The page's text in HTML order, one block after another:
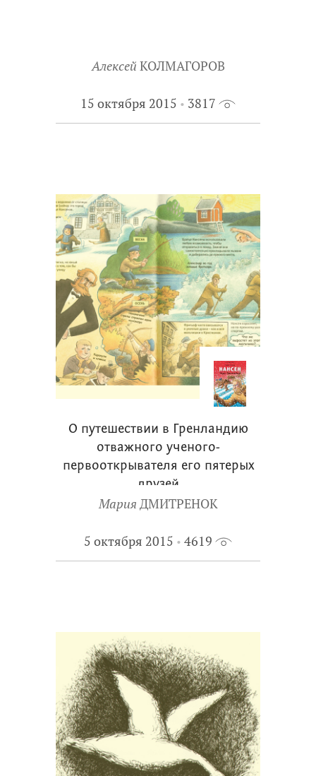
Алексей КОЛМАГОРОВ
15 октября 2015 3817
О путешествии в Гренландию
отважного ученого-
первооткрывателя его пятерых
друзей
Мария ДМИТРЕНОК
5 октября 2015 4619